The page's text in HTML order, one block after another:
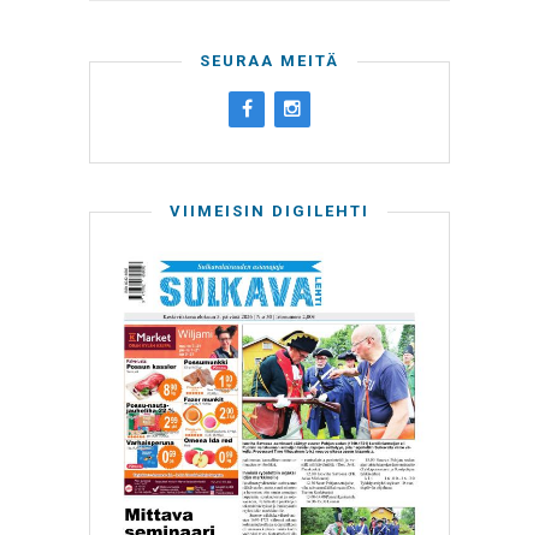
SEURAA MEITÄ
VIIMEISIN DIGILEHTI